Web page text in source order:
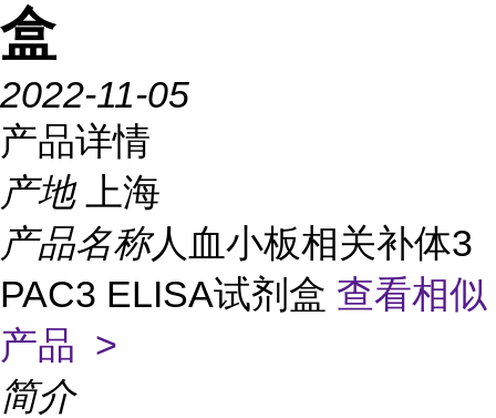
盒
2022-11-05
产品详情
产地
上海
产品名称人血小板相关补体3
PAC3 ELISA试剂盒 查看相似
产品 >
简介